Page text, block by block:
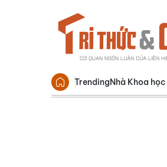
TrendingNhà Khoa